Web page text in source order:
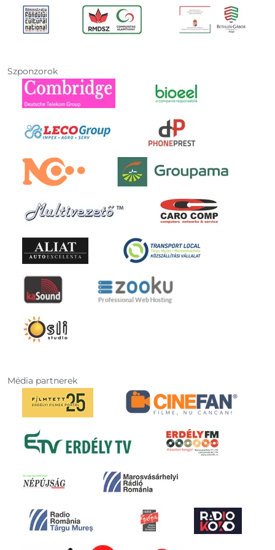
Szponzorok
Média partnerek